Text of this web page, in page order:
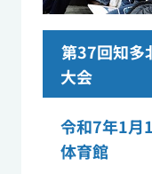
第37回知多
大会
令和7年1月
体育館